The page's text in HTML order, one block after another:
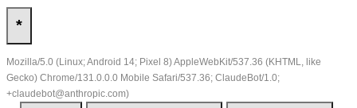
*
Mozilla/5.0 (Linux; Android 14; Pixel 8) AppleWebKit/537.36 (KHTML, like
Gecko) Chrome/131.0.0.0 Mobile Safari/537.36; ClaudeBot/1.0;
+claudebot@anthropic.com)